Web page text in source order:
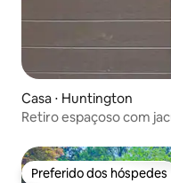
Casa ⋅ Huntington
Retiro espaçoso com
Preferido dos hóspedes